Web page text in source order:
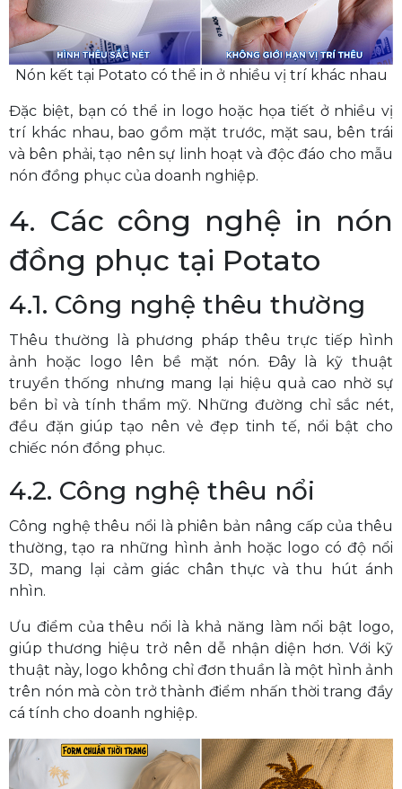
Nón kết tại Potato có thể in ở nhiều vị trí khác nhau
Đặc biệt, bạn có thể in logo hoặc họa tiết ở nhiều vị
trí khác nhau, bao gồm mặt trước, mặt sau, bên trái
và bên phải, tạo nên sự linh hoạt và độc đáo cho mẫu
nón đồng phục của doanh nghiệp.
4. Các công nghệ in nón
đồng phục tại Potato
4.1. Công nghệ thêu thường
Thêu thường là phương pháp thêu trực tiếp hình
ảnh hoặc logo lên bề mặt nón. Đây là kỹ thuật
truyền thống nhưng mang lại hiệu quả cao nhờ sự
bền bỉ và tính thẩm mỹ. Những đường chỉ sắc nét,
đều đặn giúp tạo nên vẻ đẹp tinh tế, nổi bật cho
chiếc nón đồng phục.
4.2. Công nghệ thêu nổi
Công nghệ thêu nổi là phiên bản nâng cấp của thêu
thường, tạo ra những hình ảnh hoặc logo có độ nổi
3D, mang lại cảm giác chân thực và thu hút ánh
nhìn.
Ưu điểm của thêu nổi là khả năng làm nổi bật logo,
giúp thương hiệu trở nên dễ nhận diện hơn. Với kỹ
thuật này, logo không chỉ đơn thuần là một hình ảnh
trên nón mà còn trở thành điểm nhấn thời trang đầy
cá tính cho doanh nghiệp.